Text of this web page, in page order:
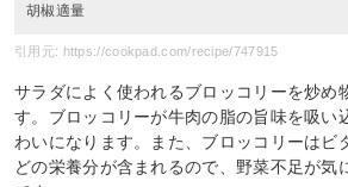
胡椒適量
引用元: https://cookpad.com/recipe/747915
サラダによく使われるブロッコリーを炒め
す。ブロッコリーが牛肉の脂の旨味を吸い
わいになります。また、ブロッコリーはビ
どの栄養分が含まれるので、野菜不足が気